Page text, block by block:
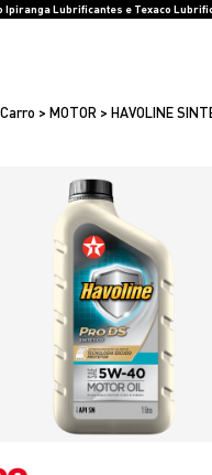
Lubrificantes e Texaco
> MOTOR > HAVOLINE